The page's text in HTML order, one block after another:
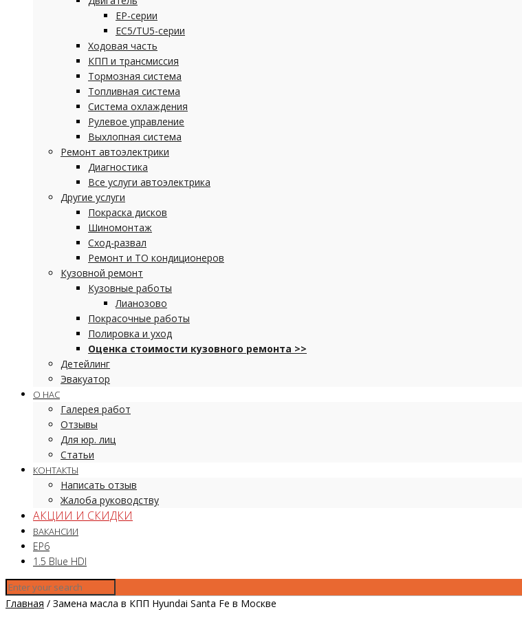
EP-серии
EC5/TU5-серии
Ходовая часть
КПП и трансмиссия
Тормозная система
Топливная система
Система охлаждения
Рулевое управление
Выхлопная система
Ремонт автоэлектрики
Диагностика
Все услуги автоэлектрика
Другие услуги
Покраска дисков
Шиномонтаж
Сход-развал
Ремонт и ТО кондиционеров
Кузовной ремонт
Кузовные работы
Лианозово
Покрасочные работы
Полировка и уход
Оценка стоимости кузовного ремонта >>
Детейлинг
Эвакуатор
О НАС
Галерея работ
Отзывы
Для юр. лиц
Статьи
КОНТАКТЫ
Написать отзыв
Жалоба руководству
АКЦИИ И СКИДКИ
ВАКАНСИИ
EP6
1.5 Blue HDI
Главная / Замена масла в КПП Hyundai Santa Fe в Москве